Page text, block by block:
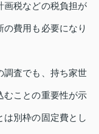
画税などの税負担が
費用も必要になり
調査でも、持ち家世
むことの重要性が示
は別枠の固定費とし